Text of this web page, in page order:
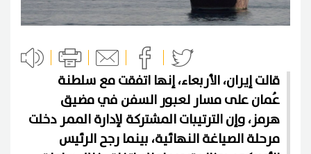
قالت إيران، الأربعاء، إنها اتفقت مع سلطنة
عُمان على مسار لعبور السفن في مضيق
هرمز، وإن الترتيبات المشتركة لإدارة الممر دخلت
مرحلة الصياغة النهائية، بينما رجح الرئيس